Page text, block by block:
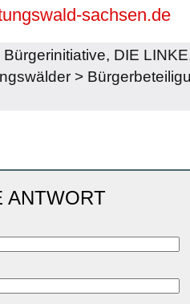
sachsen.de
Bürgerinitiative, DIE LINKE
>
ANTWORT